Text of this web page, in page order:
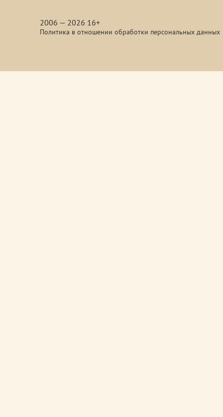
2006 — 2026 16+
Политика в отношении обработки персональных данных